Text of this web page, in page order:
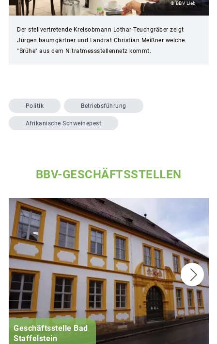
© BBV Lieb
Der stellvertretende Kreisobmann Lothar Teuchgräber zeigt
Jürgen baumgärtner und Landrat Christian Meißner welche
"Brühe" aus dem Nitratmessstellennetz kommt.
Politik Betriebsführung
Afrikanische Schweinepest
BBV-GESCHÄFTSSTELLEN
Geschäftsstelle Bad
Staffelstein